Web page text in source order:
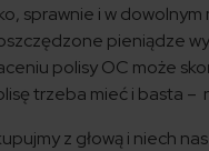
sprawnie i w
pieniądze
polisy OC może
trzeba mieć i basta
z głową i niech